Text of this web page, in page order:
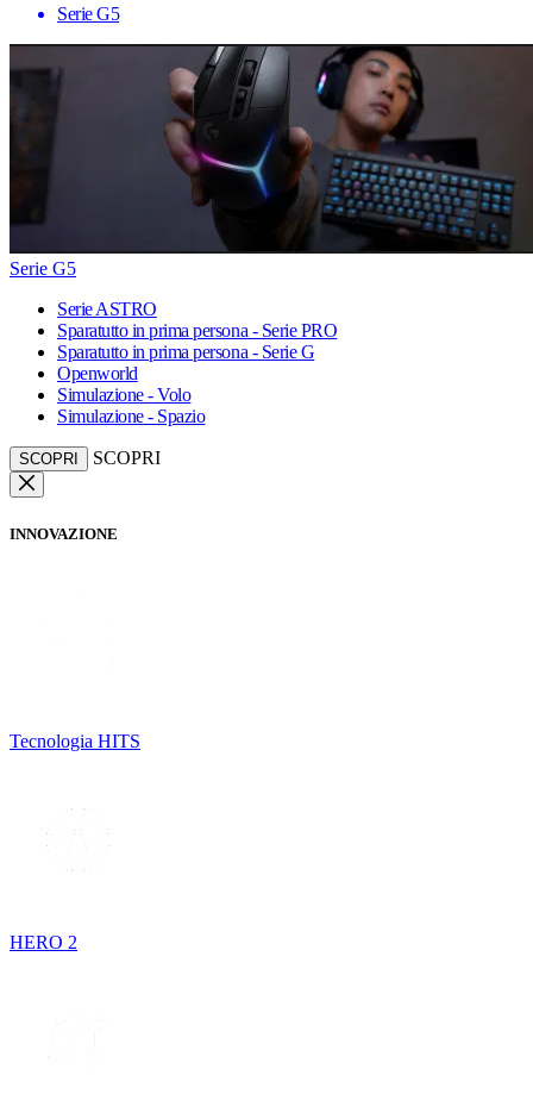
Serie G5
Serie G5
Serie ASTRO
Sparatutto in prima persona - Serie PRO
Sparatutto in prima persona - Serie G
Openworld
Simulazione - Volo
Simulazione - Spazio
SCOPRI SCOPRI
INNOVAZIONE
Tecnologia HITS
HERO 2